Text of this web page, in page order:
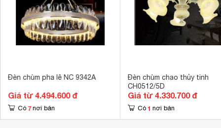
Đèn chùm pha lê NC 9342A
Giá từ 4.494.600 đ
Có 7 nơi bán
Đèn chùm chao thủy tinh
CH0512/5D
Giá từ 4.330.700 đ
Có 1 nơi bán